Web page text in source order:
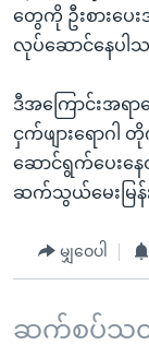
တွေကို ဦးစားပ
လုပ်ဆောင်နေပါ
ဒီအကြောင်းအရ
ငှက်ဖျားရောဂ
ဆောင်ရွက်ပေးန
ဆက်သွယ်မေးမြန်
မျှဝေပါ
ဆက်စပ်သတင်